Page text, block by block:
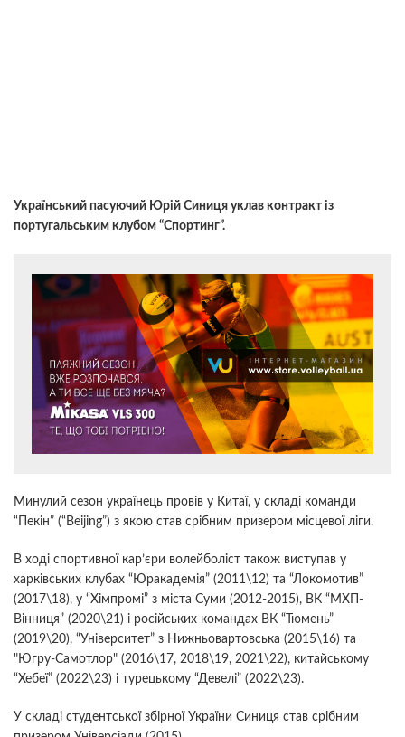
Український пасуючий Юрій Синиця уклав контракт із
португальським клубом “Спортинг”.
Минулий сезон українець провів у Китаї, у складі команди
“Пекін” (“Beijing”) з якою став срібним призером місцевої ліги.
В ході спортивної кар’єри волейболіст також виступав у
харківських клубах “Юракадемія” (2011\12) та “Локомотив”
(2017\18), у “Хімпромі” з міста Суми (2012-2015), ВК “МХП-
Вінниця” (2020\21) і російських командах ВК “Тюмень”
(2019\20), “Університет” з Нижньовартовська (2015\16) та
"Югру-Самотлор" (2016\17, 2018\19, 2021\22), китайському
“Хебеї” (2022\23) і турецькому “Девелі” (2022\23).
У складі студентської збірної України Синиця став срібним